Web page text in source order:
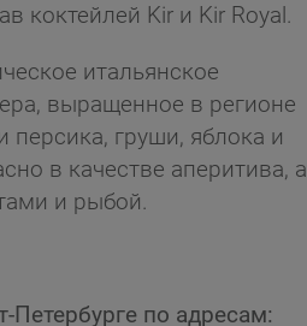
коктейлей Kir и Kir Royal.
итальянское
выращенное в регионе
персика, груши, яблока и
в качестве аперитива, а
и рыбой.
Петербурге по адресам: